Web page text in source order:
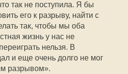
так не поступила. Я бы
его к разрыву, найти с
так, чтобы мы оба
жизнь у нас не
нельзя. В
и еще очень долго не мог
разрывом».